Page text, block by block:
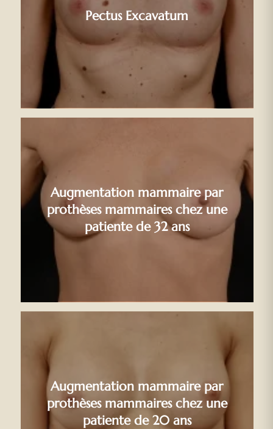
Pectus Excavatum
Augmentation mammaire par
prothèses mammaires chez une
patiente de 32 ans
Augmentation mammaire par
prothèses mammaires chez une
patiente de 20 ans